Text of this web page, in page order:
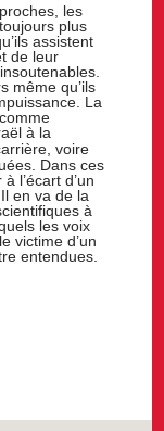
les
plus
assistent
de leur
même qu’ils
La
à la
voire
Dans ces
l’écart d’un
en va de la
à
les voix
victime d’un
entendues.